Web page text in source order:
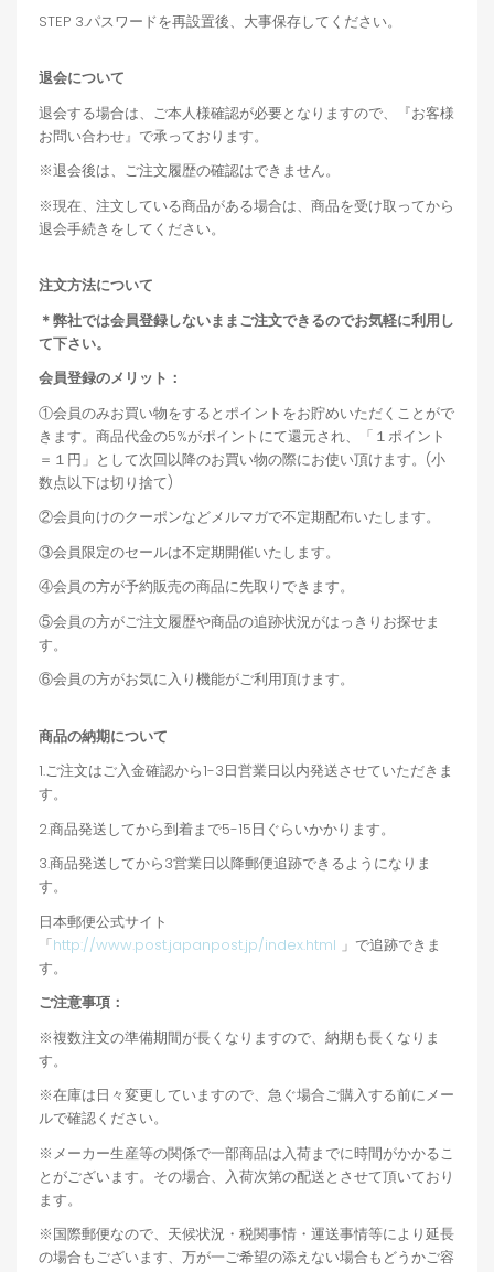
STEP 3.パスワードを再設置後、大事保存してください。
退会について
退会する場合は、ご本人様確認が必要となりますので、『お客様
お問い合わせ』で承っております。
※退会後は、ご注文履歴の確認はできません。
※現在、注文している商品がある場合は、商品を受け取ってから
退会手続きをしてください。
注文方法について
＊弊社では会員登録しないままご注文できるのでお気軽に利用し
て下さい。
会員登録のメリット：
①会員のみお買い物をするとポイントをお貯めいただくことがで
きます。商品代金の5%がポイントにて還元され、「１ポイント
＝１円」として次回以降のお買い物の際にお使い頂けます。(小
数点以下は切り捨て)
②会員向けのクーポンなどメルマガで不定期配布いたします。
③会員限定のセールは不定期開催いたします。
④会員の方が予約販売の商品に先取りできます。
⑤会員の方がご注文履歴や商品の追跡状況がはっきりお探せま
す。
⑥会員の方がお気に入り機能がご利用頂けます。
商品の納期について
1.ご注文はご入金確認から1-3日営業日以内発送させていただきま
す。
2.商品発送してから到着まで5-15日ぐらいかかります。
3.商品発送してから3営業日以降郵便追跡できるようになりま
す。
日本郵便公式サイト
「http://www.post.japanpost.jp/index.html 」で追跡できま
す。
ご注意事項：
※複数注文の準備期間が長くなりますので、納期も長くなりま
す。
※在庫は日々変更していますので、急ぐ場合ご購入する前にメー
ルで確認ください。
※メーカー生産等の関係で一部商品は入荷までに時間がかかるこ
とがございます。その場合、入荷次第の配送とさせて頂いており
ます。
※国際郵便なので、天候状況・税関事情・運送事情等により延長
の場合もございます、万が一ご希望の添えない場合もどうかご容